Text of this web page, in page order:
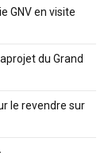
GNV en visite
du Grand
le revendre sur